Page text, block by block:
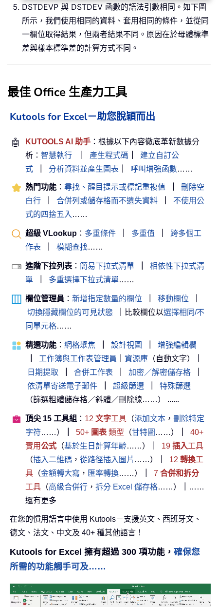
DSTDEVP 與 DSTDEV 函數的語法引數相同。如下圖
所示，我們使用相同的資料、套用相同的條件，並從同
一欄位取得結果，但兩者結果不同。原因在於母體標準
差與樣本標準差的計算方式不同。
最佳 Office 生產力工具
Kutools for Excel－助您脫穎而出
🤖 KUTOOLS AI 助手 ：根據以下內容徹底革新數據分
析： 智慧執行 產生程式碼
建立自訂公
式
分析資料並產生圖表 呼叫增強函數……
熱門功能 ： 尋找、醒目提示或標記重複值
刪除空
白行
合併列或儲存格而不遺失資料
不使用公
式的四捨五入 ……
超級 VLookup ： 多重條件 多重值
跨多個工
作表
模糊查找……
進階下拉列表 ： 簡易下拉式清單
相依性下拉式清
單
多重選擇下拉式清單……
欄位管理員 ： 新增指定數量的欄位 移動欄位
切換隱藏欄位的可見狀態
比較欄位以選擇相同/不
同單元格……
精選功能 ： 網格聚焦 設計視圖
增強編輯欄
工作簿與工作表管理員 資源庫 （自動文字）
日期提取
合併工作表 加密／解密儲存格
依清單寄送電子郵件
超級篩選
特殊篩選
（篩選粗體儲存格／斜體／刪除線……） ......
頂尖 15 工具組 ： 12 文字工具 （添加文本 ， 刪除特定
字符……） 50+ 圖表 類型 （甘特圖 ……）
40+
實用公式 （基於生日計算年齡……） 19 插入工具
（插入二維碼 ， 從路徑插入圖片 ……） 12 轉換工
具 （金額轉大寫 ， 匯率轉換……） 7 合併和拆分
工具 （高級合併行 ， 拆分 Excel 儲存格……）
……
還有更多
在您的慣用語言中使用 Kutools－支援英文、西班牙文、
德文、法文、中文及 40+ 種其他語言！
Kutools for Excel 擁有超過 300 項功能， 確保您
所需的功能觸手可及……